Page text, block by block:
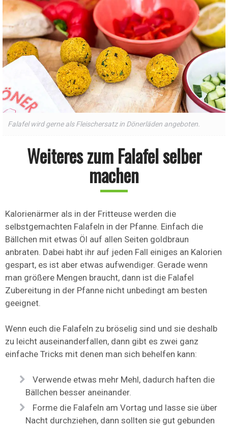
Falafel wird gerne als Fleischersatz in Dönerläden angeboten.
Weiteres zum Falafel selber
machen
Kalorienärmer als in der Fritteuse werden die
selbstgemachten Falafeln in der Pfanne. Einfach die
Bällchen mit etwas Öl auf allen Seiten goldbraun
anbraten. Dabei habt ihr auf jeden Fall einiges an Kalorien
gespart, es ist aber etwas aufwendiger. Gerade wenn
man größere Mengen braucht, dann ist die Falafel
Zubereitung in der Pfanne nicht unbedingt am besten
geeignet.
Wenn euch die Falafeln zu bröselig sind und sie deshalb
zu leicht auseinanderfallen, dann gibt es zwei ganz
einfache Tricks mit denen man sich behelfen kann:
Verwende etwas mehr Mehl, dadurch haften die
Bällchen besser aneinander.
Forme die Falafeln am Vortag und lasse sie über
Nacht durchziehen, dann sollten sie gut gebunden